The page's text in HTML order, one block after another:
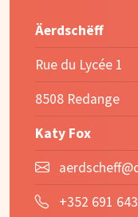
Äerdschëff
Rue du Lycée 1
8508 Redange
Katy Fox
+352 691